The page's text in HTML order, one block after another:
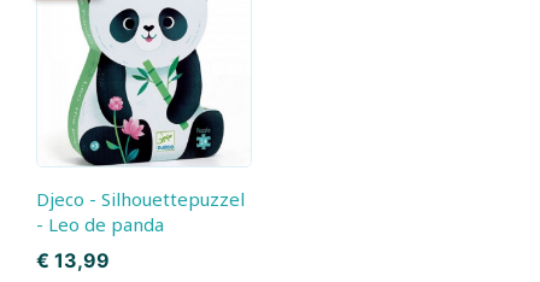
Djeco - Silhouettepuzzel
- Leo de panda
Prijs
€ 13,99